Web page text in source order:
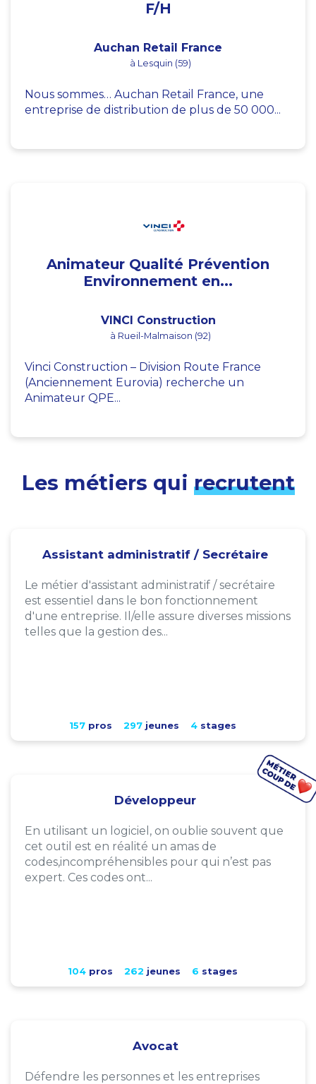
F/H
Auchan Retail France
à Lesquin (59)
Nous sommes… Auchan Retail France, une
entreprise de distribution de plus de 50 000...
Animateur Qualité Prévention
Environnement en...
VINCI Construction
à Rueil-Malmaison (92)
Vinci Construction – Division Route France
(Anciennement Eurovia) recherche un
Animateur QPE...
Les métiers qui recrutent
Assistant administratif / Secrétaire
Le métier d'assistant administratif / secrétaire
est essentiel dans le bon fonctionnement
d'une entreprise. Il/elle assure diverses missions
telles que la gestion des...
157pros 297jeunes 4stages
Développeur
En utilisant un logiciel, on oublie souvent que
cet outil est en réalité un amas de
codes,incompréhensibles pour qui n’est pas
expert. Ces codes ont...
104pros 262 jeunes 6 stages
Avocat
Défendre les personnes et les entreprises